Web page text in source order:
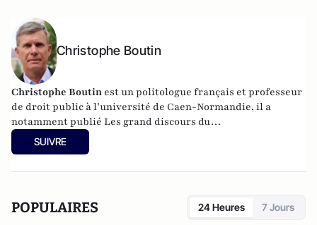
Christophe Boutin
Christophe Boutin est un politologue français et professeur
de droit public à l’université de Caen-Normandie, il a
notamment publié Les grand discours du
XXe siècle(Flammarion 2009) et co-dirigé
du conservatisme
SUIVRE
POPULAIRES 24 Heures 7 Jours